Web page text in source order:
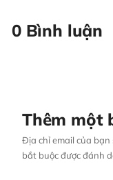
0 Bình luận
Thêm một
Địa chỉ email của bạn
bắt buộc được đánh